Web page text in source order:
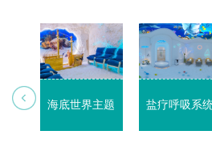
海底世界主题 盐疗呼吸系